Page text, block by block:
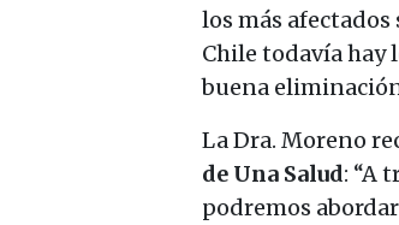
los más
Chile todavía hay
buena
La Dra. Moreno
de Una Salud: “A
podremos